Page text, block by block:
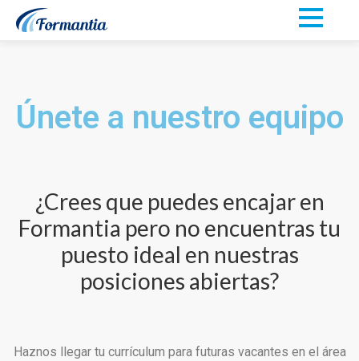
Únete a nuestro equipo
¿Crees que puedes encajar en
Formantia pero no encuentras tu
puesto ideal en nuestras
posiciones abiertas?
Haznos llegar tu currículum para futuras vacantes en el área